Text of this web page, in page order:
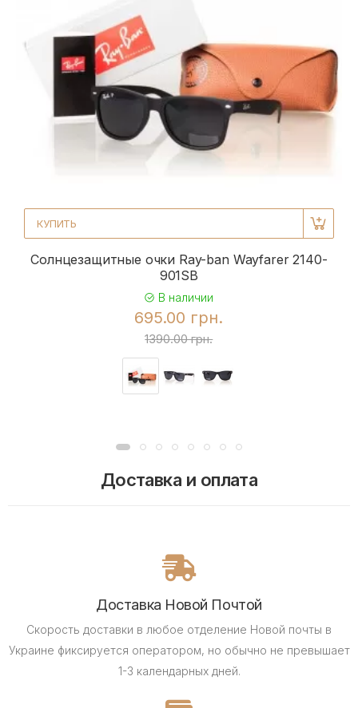
КУПИТЬ
Солнцезащитные очки Ray-ban Wayfarer 2140-
901SB
В наличии
695.00 грн.
1390.00 грн.
Доставка и оплата
Доставка Новой Почтой
Скорость доставки в любое отделение Новой почты в
Украине фиксируется оператором, но обычно не превышает
1-3 календарных дней.